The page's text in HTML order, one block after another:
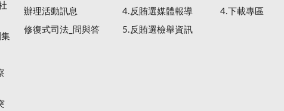
辦理活動訊息
修復式司法_問與答
4.反賄選媒體報導
5.反賄選檢舉資訊
4.下載專區